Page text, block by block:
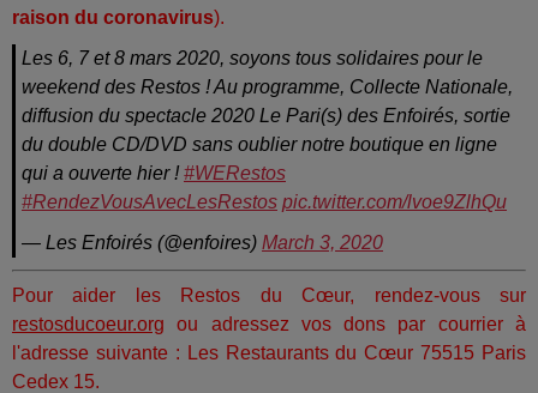
raison du coronavirus).
Les 6, 7 et 8 mars 2020, soyons tous solidaires pour le
weekend des Restos ! Au programme, Collecte Nationale,
diffusion du spectacle 2020 Le Pari(s) des Enfoirés, sortie
du double CD/DVD sans oublier notre boutique en ligne
qui a ouverte hier !#WERestos
#RendezVousAvecLesRestos pic.twitter.com/lvoe9ZlhQu
— Les Enfoirés (@enfoires) March 3, 2020
Pour aider les Restos du Cœur, rendez-vous sur
restosducoeur.org ou adressez vos dons par courrier à
l'adresse suivante : Les Restaurants du Cœur 75515 Paris
Cedex 15.